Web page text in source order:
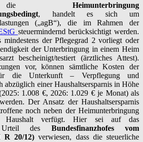
die Heimunterbringung
, handelt es sich um
(„agB“), die im Rahmen der
steuermindernd berücksichtigt werden.
mindestens der Pflegegrad 2 vorliegt oder
der Unterbringung in einem Heim
bescheinigt/testiert (ärztliches Attest).
vor, können sämtliche Kosten der
die Unterkunft – Verpflegung und
abzüglich einer Haushaltsersparnis in Höhe
1.008 €, 2026: 1.029 € je Monat) als
Der Ansatz der Haushaltsersparnis
noch neben der Heimunterbringung
Haushalt verfügt. Hier sei auf das
Urteil des Bundesfinanzhofes vom
R 20/12)verwiesen, dass die steuerliche